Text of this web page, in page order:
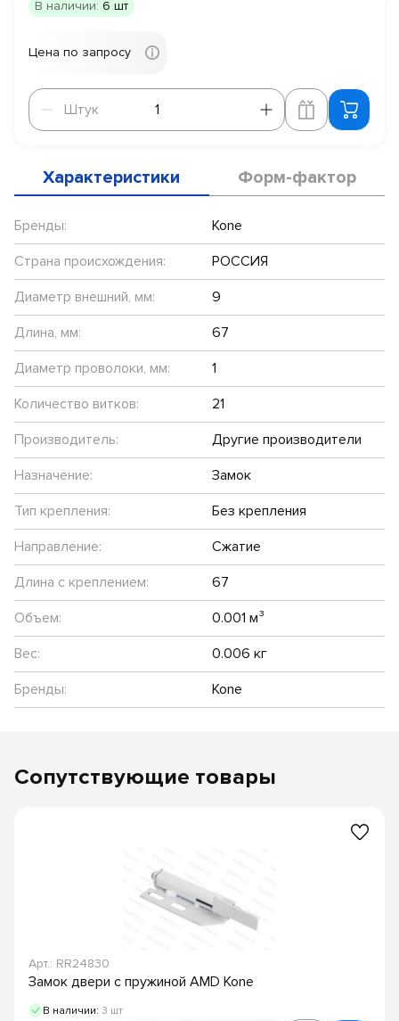
В наличии: 6 шт
Цена по запросу
Штук
Штук
Характеристики Форм-фактор
Бренды:
Kone
Страна происхождения:
РОССИЯ
Диаметр внешний, мм:
9
Длина, мм:
67
Диаметр проволоки, мм:
1
Количество витков:
21
Производитель:
Другие производители
Назначение:
Замок
Тип крепления:
Без крепления
Направление:
Сжатие
Длина с креплением:
67
Объем:
0.001 м³
Вес:
0.006 кг
Бренды:
Kone
Сопутствующие товары
Арт.: RR24830
Замок двери с пружиной AMD Kone
В наличии: 3 шт